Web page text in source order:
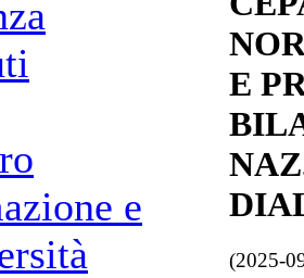
e
E
(2025-